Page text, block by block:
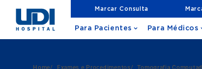
Marcar Consulta
Para Pacientes Para Médicos
Home/ Exames e Procedimentos/ Tomografia